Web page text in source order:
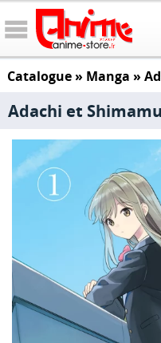
Catalogue» Manga »
Adachi et